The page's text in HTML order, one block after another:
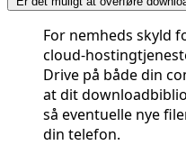
For nemheds skyld
cloud-
Drive på både din
at dit
så eventuelle nye
din telefon.